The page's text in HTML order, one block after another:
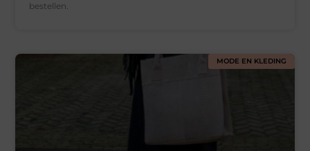
bestellen.
MODE EN KLEDING